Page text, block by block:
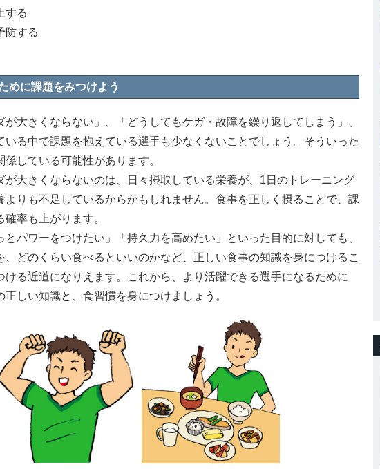
する
防する
めに課題をみつけよう
が大きくならない」、「どうしてもケガ・故障を繰り返してしまう」、
いる中で課題を抱えている選手も少なくないことでしょう。そういった
している可能性があります。
大きくならないのは、日々摂取している栄養が、1日のトレーニング
よりも不足しているからかもしれません。食事を正しく摂ることで、課
率も上がります。
パワーをつけたい」「持久力を高めたい」といった目的に対しても、
、どのくらい食べるといいのかなど、正しい食事の知識を身につけるこ
ける近道になりえます。これから、より活躍できる選手になるために
正しい知識と、食習慣を身につけましょう。